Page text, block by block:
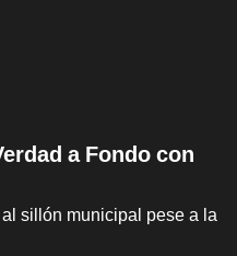
a Fondo con
sillón municipal pese a la